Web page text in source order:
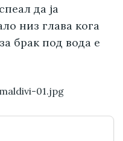
да ја
низ глава кога
брак под вода е